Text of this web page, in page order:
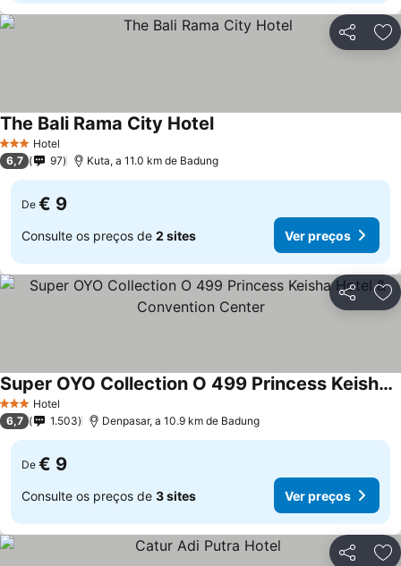
Partilhar
3 EstrelasHotel
The Bali Rama City HotelVer preços
6,7 97 Kuta, a 11.0 km de Badung
De € 9
Consulte os preços de 2 sites Ver preços
Partilhar
3 EstrelasHotel
Super OYO Collection O 499 Princess Keisha Hotel & Convention Center
Ver preços
6,7 1.503 Denpasar, a 10.9 km de Badung
De € 9
Consulte os preços de 3 sites Ver preços
Partilhar